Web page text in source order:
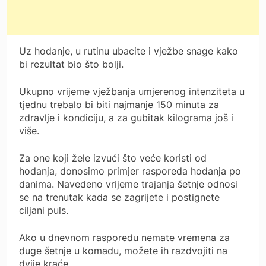
Uz hodanje, u rutinu ubacite i vježbe snage kako
bi rezultat bio što bolji.
Ukupno vrijeme vježbanja umjerenog intenziteta u
tjednu trebalo bi biti najmanje 150 minuta za
zdravlje i kondiciju, a za gubitak kilograma još i
više.
Za one koji žele izvući što veće koristi od
hodanja, donosimo primjer rasporeda hodanja po
danima. Navedeno vrijeme trajanja šetnje odnosi
se na trenutak kada se zagrijete i postignete
ciljani puls.
Ako u dnevnom rasporedu nemate vremena za
duge šetnje u komadu, možete ih razdvojiti na
dvije kraće.